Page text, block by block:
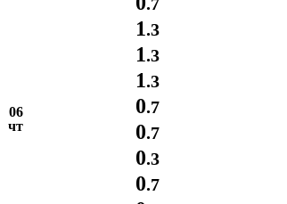
06
чт
1.3
1.3
1.3
0.7
0.7
0.3
0.7